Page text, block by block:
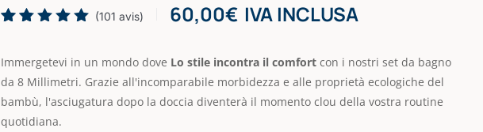
of 5
based on
ratings
(101 avis) 60,00€ IVA INCLUSA
Immergetevi in un mondo dove Lo stile incontra il comfort con i nostri set da bagno
da 8 Millimetri. Grazie all'incomparabile morbidezza e alle proprietà ecologiche del
bambù, l'asciugatura dopo la doccia diventerà il momento clou della vostra routine
quotidiana.